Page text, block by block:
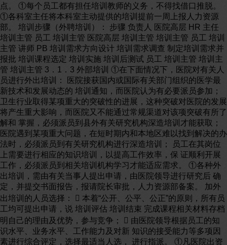
点。 ①每个员工都有担任培训教师的义务，不得找借口推脱。
①各科室主任将本科室主动提供的培训提前一周上报人力资源
部。 培训步骤（外聘培训）： 步骤 负责人 医院高层 HR 主任
培训主管 员工 培训主管 医院高层 培训主管 培训主管 员工 培训
主管 讲师 PB 培训需求方向设计 培训需求调查 制定培训需求并
报批 培训课程选定 培训实施 培训后测试 员工 培训主管 培训主
管 培训主管 3．1．3 外部培训 ①在下面情况下，医院对有关人
员进行外出培训： 医院接获国内或国际有关部门组织的医学最
新技术和发展动态的 培训通知，而医院认为有必要派员参加；
卫生行业取得某项重大的突破性的进展，这种突破对医院的发展
将产生重大影响，而医院又不能通过常规渠道对该项突破有所了
解和 掌握，必须派员到县外有关研究机构深造培训才能获取；
医院遇到某项重大问题，在短时期内和本地区难以找到解决的办
法时，必须派员到有关研究机构进行深造培训； 员工在其岗位
上需要进行相应的知识培训，以提高工作效率，保 证顺利开展
工作，必须派员到相关培训机构学习才能适应需求。 ①各种外
出培训，需由有关当事人提出申请，由医院领导进行研究后 确
定，并提交书面报告，报请院长审批，人力资源部备案。 加外
出培训的人员选择：  本着“公开、公平、公正”的原则，所有员
工均可提出申请，说 培训评估 培训结束 完成课程相关材料存档
明自己的理由及优势，参与竞争；  由医院领导根据员工的知
识水平、业务水平、工作能力及对新 知识的接受能力等多项因
素进行综合评定，选择最适当人选， 进行指派。 ①凡医院出资